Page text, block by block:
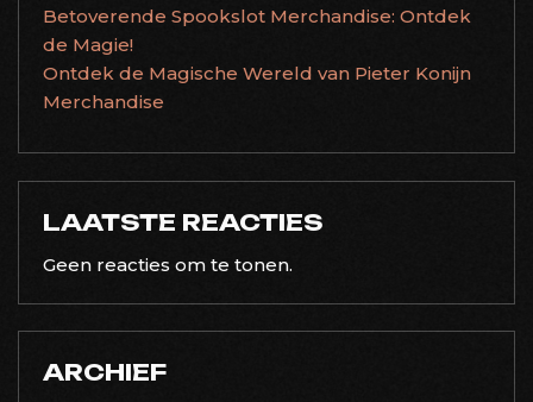
Betoverende Spookslot Merchandise: Ontdek
de Magie!
Ontdek de Magische Wereld van Pieter Konijn
Merchandise
LAATSTE REACTIES
Geen reacties om te tonen.
ARCHIEF